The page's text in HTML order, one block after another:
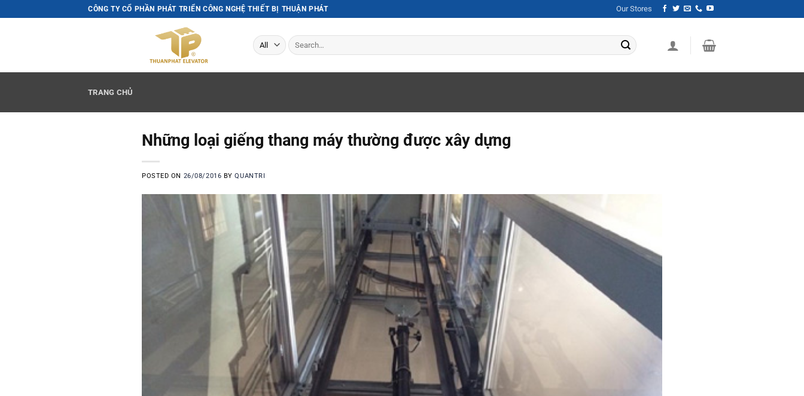
to
CÔNG TY CỔ PHẦN PHÁT TRIỂN CÔNG NGHỆ THIẾT BỊ THUẬN PHÁT Our Stores
Search
for:
TRANG CHỦ
Những loại giếng thang máy thường được xây dựng
POSTED ON 26/08/2016 BYQUANTRI